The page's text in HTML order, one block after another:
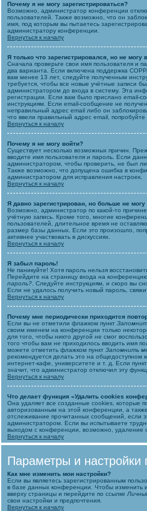
Почему я не могу зарегистрироваться?
Возможно, администратор конференции
пользователей. Также возможно, что он
имя, под которым вы пытаетесь
администратору конференции.
Вернуться к началу
Я только что зарегистрировался, но не могу
Сначала проверьте свои имя пользователя и
два варианта. Если включена поддержка
вам менее 13 лет, следуйте полученным
требуется, чтобы все новые учётные записи
администратором до входа в систему. Эта
регистрации. Если вам было прислано email-
инструкциям. Если email-сообщение не
неправильный адрес email либо он
что ввели правильный адрес email, попробуйте
Вернуться к началу
Почему я не могу войти?
Существует несколько возможных причин.
вводите имя пользователя и пароль. Если
администратором, чтобы проверить, не был
Также возможно, что допущена ошибка в
администратором для исправления настроек.
Вернуться к началу
Я давно зарегистрирован, но больше не могу
Возможно, администратор по какой-то
учётную запись. Кроме того, многие
пользователей, длительное время не
размер базы данных. Если это произошло,
активнее участвовать в дискуссиях.
Вернуться к началу
Я забыл пароль!
Не паникуйте! Хотя пароль нельзя
Перейдите на страницу входа на
пароль? . Следуйте инструкциям, и скоро вы
Если не удалось получить новый пароль,
Вернуться к началу
Почему мне периодически приходится
Если вы не отметили флажком пункт
своим именем на конференции только
для того, чтобы никто другой не смог
того чтобы вам не приходилось вводить имя
можете отметить флажком пункт Запомнить
рекомендуется делать это на общедоступном
интернет-кафе, университете и т. д. Если пункт
значит, что администратор отключил эту
Вернуться к началу
Что делает функция «Удалить cookies
Она удаляет все созданные cookies, которые
авторизованным на этой конференции, а
отслеживание прочитанных сообщений, если
администратором. Если вы испытываете
выходом с конференции, возможно, удаление
Вернуться к началу
Параметры и настройки
Как мне изменить мои настройки?
Если вы являетесь зарегистрированным
в базе данных конференции. Чтобы изменить
вверху страницы и перейдите по ссылке
свои настройки и предпочтения.
Вернуться к началу